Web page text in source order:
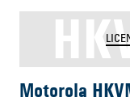
Motorola